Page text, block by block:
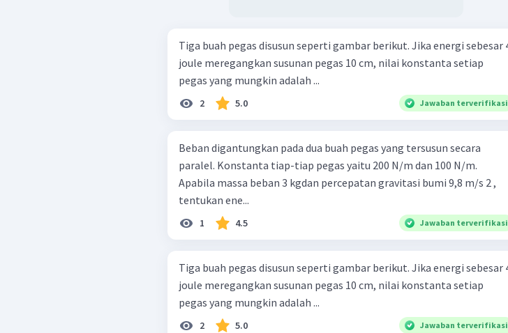
Tiga buah pegas disusun seperti gambar berikut. Jika energi sebesar 4
joule meregangkan susunan pegas 10 cm, nilai konstanta setiap
pegas yang mungkin adalah ...
2 5.0 Jawaban terverifikasi
Beban digantungkan pada dua buah pegas yang tersusun secara
paralel. Konstanta tiap-tiap pegas yaitu 200 N/m dan 100 N/m.
Apabila massa beban 3 kgdan percepatan gravitasi bumi 9,8 m/s 2 ,
tentukan ene...
1 4.5 Jawaban terverifikasi
Tiga buah pegas disusun seperti gambar berikut. Jika energi sebesar 4
joule meregangkan susunan pegas 10 cm, nilai konstanta setiap
pegas yang mungkin adalah ...
2 5.0 Jawaban terverifikasi